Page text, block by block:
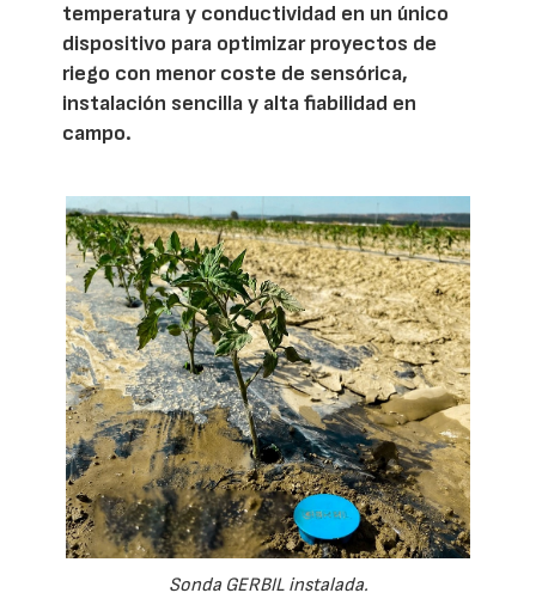
temperatura y conductividad en un único
dispositivo para optimizar proyectos de
riego con menor coste de sensórica,
instalación sencilla y alta fiabilidad en
campo.
Sonda GERBIL instalada.